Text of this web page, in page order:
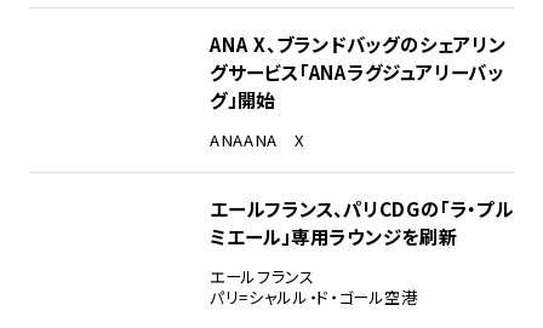
ANA X、ブランドバッグのシェアリン
グサービス「ANAラグジュアリーバッ
グ」開始
ANAANA X
エールフランス、パリCDGの「ラ・プル
ミエール」専用ラウンジを刷新
エールフランス
パリ=シャルル・ド・ゴール空港